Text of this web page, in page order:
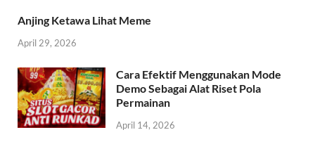
Anjing Ketawa Lihat Meme
April 29, 2026
Cara Efektif Menggunakan Mode
Demo Sebagai Alat Riset Pola
Permainan
April 14, 2026